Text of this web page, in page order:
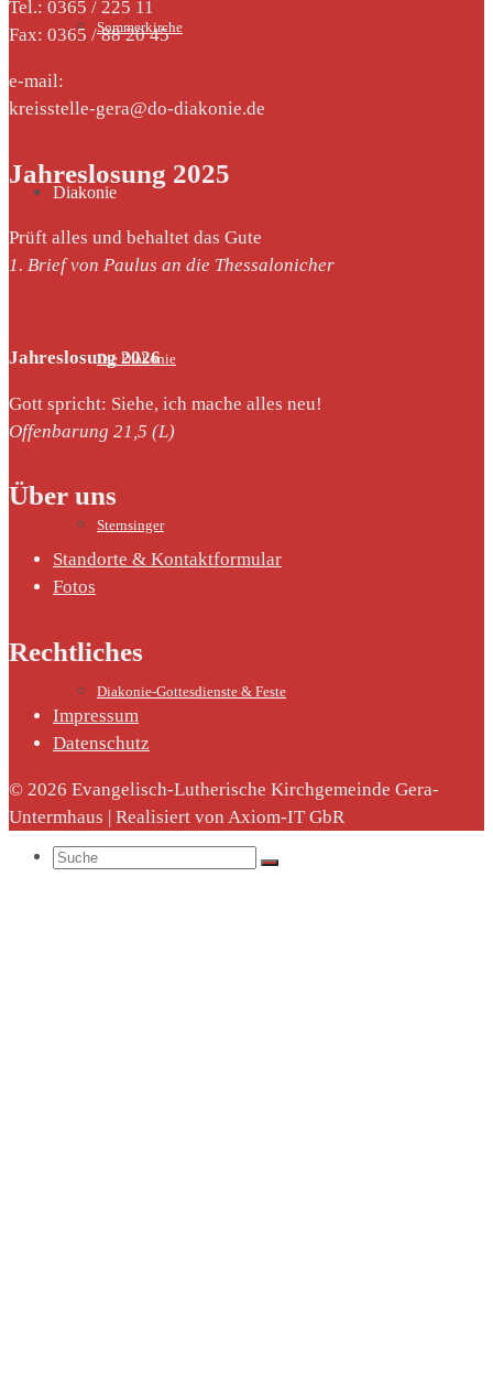
Sommerkirche
Diakonie
Die Diakonie
Sternsinger
Diakonie-Gottesdienste & Feste
Suche
Tel.: 0365 / 225 11
Fax: 0365 / 88 20 45
e-mail:
kreisstelle-gera@do-diakonie.de
Jahreslosung 2025
Prüft alles und behaltet das Gute
1. Brief von Paulus an die Thessalonicher
Jahreslosung 2026
Gott spricht: Siehe, ich mache alles neu!
Offenbarung 21,5 (L)
Über uns
Standorte & Kontaktformular
Fotos
Rechtliches
Impressum
Datenschutz
© 2026 Evangelisch-Lutherische Kirchgemeinde Gera-
Untermhaus | Realisiert von Axiom-IT GbR